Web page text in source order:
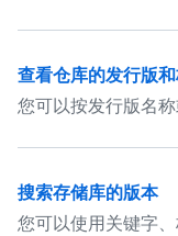
查看仓库的发行版
您可以按发行版名
搜索存储库的版本
您可以使用关键字